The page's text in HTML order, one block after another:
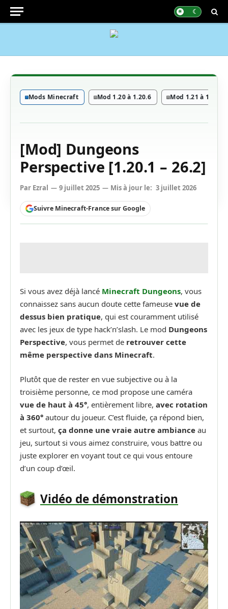
Mods Minecraft Mod 1.20 à 1.20.6 Mod 1.21 à 1.21.11
[Mod] Dungeons
Perspective [1.20.1 – 26.2]
Par Ezral 9 juillet 2025 Mis à jour le: 3 juillet 2026
Suivre Minecraft-France sur Google
Si vous avez déjà lancé Minecraft Dungeons, vous
connaissez sans aucun doute cette fameuse vue de
dessus bien pratique, qui est couramment utilisé
avec les jeux de type hack’n’slash. Le mod Dungeons
Perspective, vous permet de retrouver cette
même perspective dans Minecraft.
Plutôt que de rester en vue subjective ou à la
troisième personne, ce mod propose une caméra
vue de haut à 45°, entièrement libre, avec rotation
à 360° autour du joueur. C’est fluide, ça répond bien,
et surtout, ça donne une vraie autre ambiance au
jeu, surtout si vous aimez construire, vous battre ou
juste explorer en voyant tout ce qui vous entoure
d’un coup d’œil.
Vidéo de démonstration